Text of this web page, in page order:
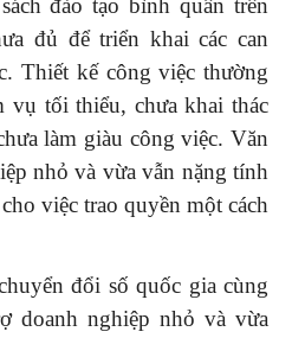
đào tạo bình quân trên
đủ để triển khai các can
Thiết kế công việc thường
vụ tối thiểu, chưa khai thác
làm giàu công việc. Văn
nhỏ và vừa vẫn nặng tính
việc trao quyền một cách
đổi số quốc gia cùng
doanh nghiệp nhỏ và vừa